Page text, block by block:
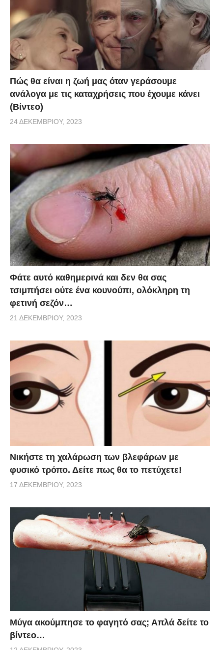
Πώς θα είναι η ζωή μας όταν γεράσουμε
ανάλογα με τις καταχρήσεις που έχουμε κάνει
(Βίντεο)
24 ΔΕΚΕΜΒΡΊΟΥ, 2023
Φάτε αυτό καθημερινά και δεν θα σας
τσιμπήσει ούτε ένα κουνούπι, ολόκληρη τη
φετινή σεζόν…
21 ΔΕΚΕΜΒΡΊΟΥ, 2023
Νικήστε τη χαλάρωση των βλεφάρων με
φυσικό τρόπο. Δείτε πως θα το πετύχετε!
17 ΔΕΚΕΜΒΡΊΟΥ, 2023
Μύγα ακούμπησε το φαγητό σας; Απλά δείτε το
βίντεο…